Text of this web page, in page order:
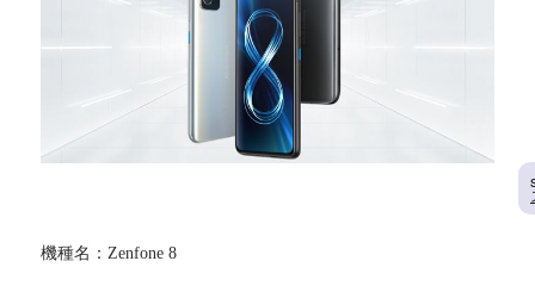
機種名：Zenfone 8